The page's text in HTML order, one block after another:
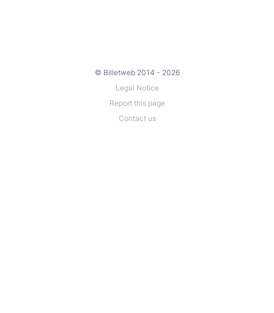
© Billetweb 2014 - 2026
Legal Notice
Report this page
Contact us